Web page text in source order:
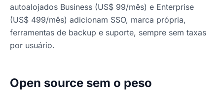
autoalojados Business (US$ 99/mês) e Enterprise
(US$ 499/mês) adicionam SSO, marca própria,
ferramentas de backup e suporte, sempre sem taxas
por usuário.
Open source sem o peso